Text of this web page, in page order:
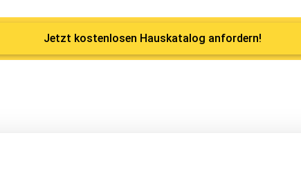
Jetzt kostenlosen Hauskatalog anfordern!